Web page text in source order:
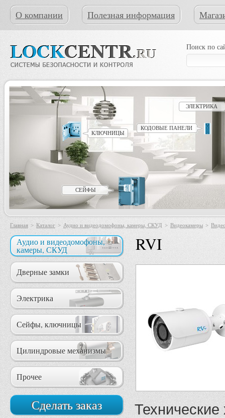
О компании Полезная информация
Поиск по
ЭЛЕКТРИКА
КЛЮЧНИЦЫ
КОДОВЫЕ ПАНЕЛИ
СЕЙФЫ
Главная > Каталог > Аудио и видеодомофоны, камеры, СКУД > Видеокамеры >
RVI
Технические
Аудио и видеодомофоны,
камеры, СКУД
Дверные замки
Электрика
Сейфы, ключницы
Цилиндровые механизмы
Прочее
Сделать заказ